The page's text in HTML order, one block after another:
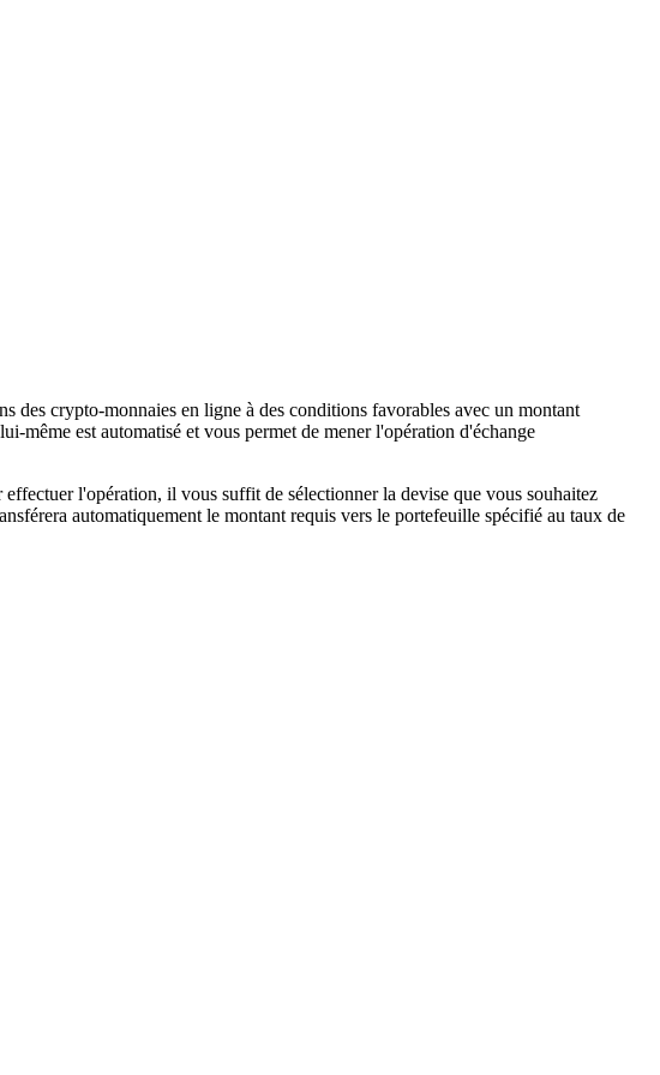
des crypto-monnaies en ligne à des conditions favorables avec un montant
même est automatisé et vous permet de mener l'opération d'échange
l'opération, il vous suffit de sélectionner la devise que vous souhaitez
automatiquement le montant requis vers le portefeuille spécifié au taux de